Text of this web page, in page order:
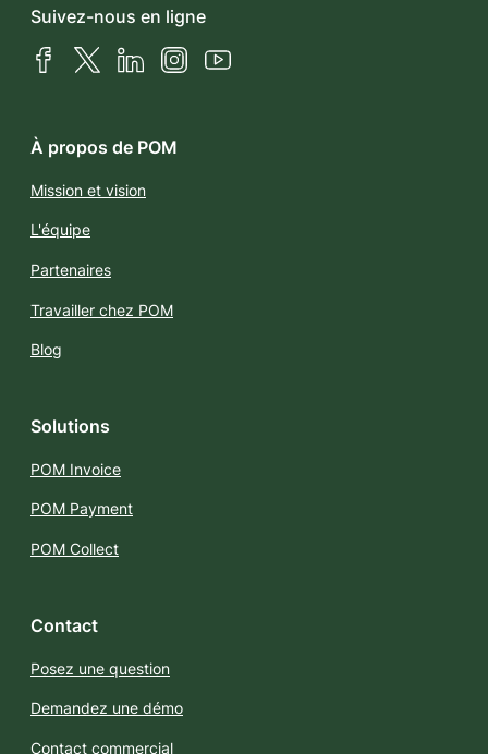
Suivez-nous en ligne
FacebookX (Twitter)LinkedInInstagramYouTube
À propos de POM
Mission et vision
L'équipe
Partenaires
Travailler chez POM
Blog
Solutions
POM Invoice
POM Payment
POM Collect
Contact
Posez une question
Demandez une démo
Contact commercial